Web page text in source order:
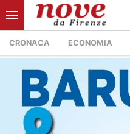
CRONACA ECONOMIA